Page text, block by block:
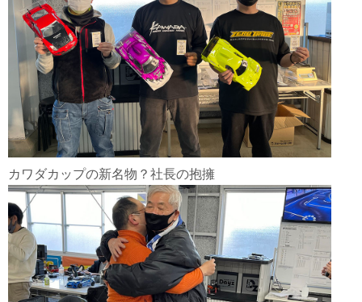
カワダカップの新名物？社長の抱擁